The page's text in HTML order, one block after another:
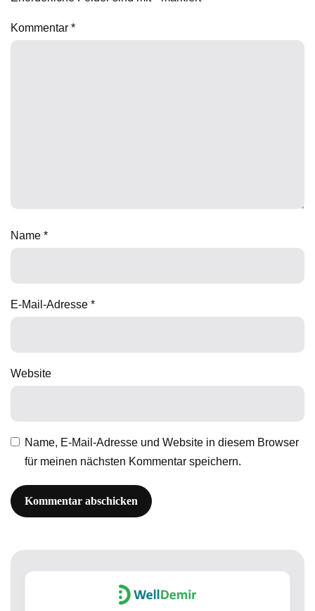
Kommentar *
Name *
E-Mail-Adresse *
Website
Name, E-Mail-Adresse und Website in diesem Browser
für meinen nächsten Kommentar speichern.